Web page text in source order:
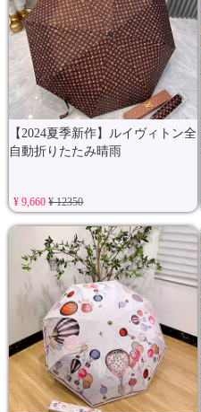
【2024夏季新作】ルイヴィトン全
自動折りたたみ晴雨
¥ 9,660¥ 12350